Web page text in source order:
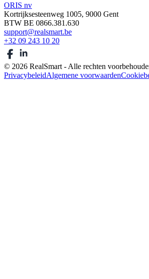
ORIS nv
Kortrijksesteenweg 1005, 9000 Gent
BTW BE 0866.381.630
support@realsmart.be
+32 09 243 10 20
© 2026 RealSmart - Alle rechten
PrivacybeleidAlgemene voorwaarden